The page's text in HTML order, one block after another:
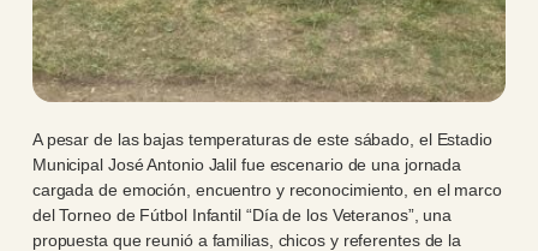
A pesar de las bajas temperaturas de este sábado, el Estadio
Municipal José Antonio Jalil fue escenario de una jornada
cargada de emoción, encuentro y reconocimiento, en el marco
del Torneo de Fútbol Infantil “Día de los Veteranos”, una
propuesta que reunió a familias, chicos y referentes de la